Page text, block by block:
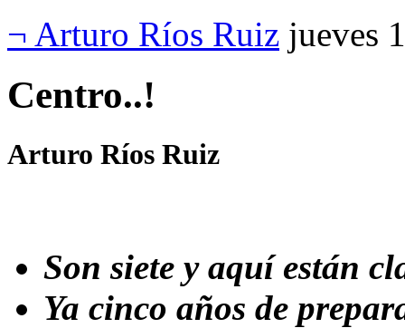
¬ Arturo Ríos Ruiz jueves
Centro..!
Arturo Ríos Ruiz
Son siete y aquí están
Ya cinco años de